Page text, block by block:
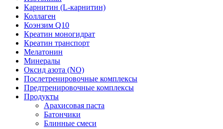
Карнитин (L-карнитин)
Коллаген
Коэнзим Q10
Креатин моногидрат
Креатин транспорт
Мелатонин
Минералы
Оксид азота (NO)
Послетренировочные комплексы
Предтренировочные комплексы
Продукты
Арахисовая паста
Батончики
Блинные смеси